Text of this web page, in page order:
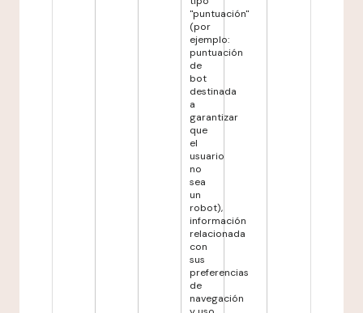
"puntuación"
(por
ejemplo:
puntuación
de
bot
destinada
a
garantizar
que
el
usuario
no
sea
un
robot),
información
relacionada
con
sus
preferencias
de
navegación